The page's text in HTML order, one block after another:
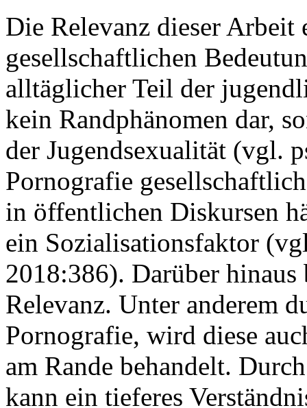
Die Relevanz dieser Arbeit
gesellschaftlichen
alltäglicher Teil der
kein Randphänomen dar,
der Jugendsexualität (vgl.
Pornografie
in öffentlichen Diskursen
ein Sozialisationsfaktor
2018:386). Darüber hinaus
Relevanz. Unter anderem
Pornografie, wird diese
am Rande behandelt.
kann ein tieferes